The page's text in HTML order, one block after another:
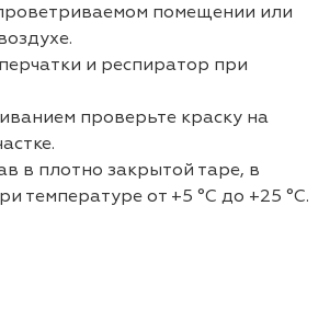
помещении или
и респиратор при
проверьте краску на
в плотно закрытой таре, в
температуре от +5 °C до +25 °C.